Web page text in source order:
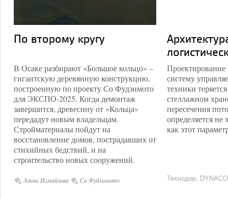
По второму кругу
​В Осаке разбирают «Большое кольцо» –
гигантскую деревянную конструкцию,
построенную по проекту Со Фудзимото
для ЭКСПО-2025. Когда демонтаж
завершится, древесину от «Кольца»
передадут новым владельцам.
Стройматериалы пойдут на
восстановление домов, пострадавших от
стихийных бедствий, и на
строительство новых сооружений.
Алина Измайлова Со Фудзимото
Проектирование
систему
техники
стеллажном
пересечения
определяется
как этот
Технодор, DYNACO